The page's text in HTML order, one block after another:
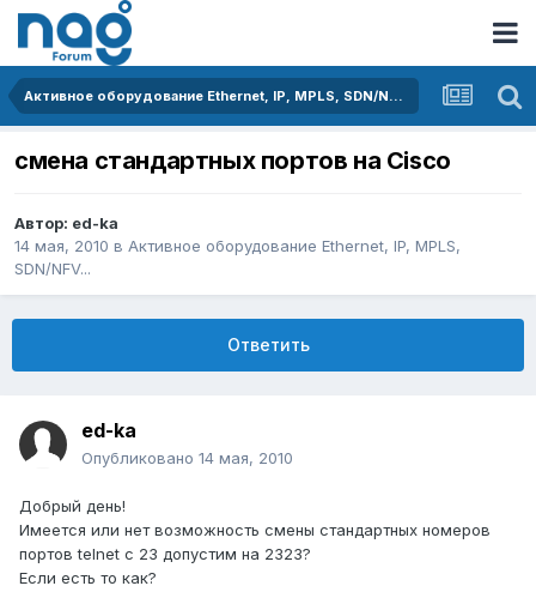
Активное оборудование Ethernet, IP, MPLS, SDN/NFV...
смена стандартных портов на Cisco
Автор: ed-ka
14 мая, 2010 в Активное оборудование Ethernet, IP, MPLS,
SDN/NFV...
Ответить
ed-ka
Опубликовано 14 мая, 2010
Добрый день!
Имеется или нет возможность смены стандартных номеров
портов telnet с 23 допустим на 2323?
Если есть то как?